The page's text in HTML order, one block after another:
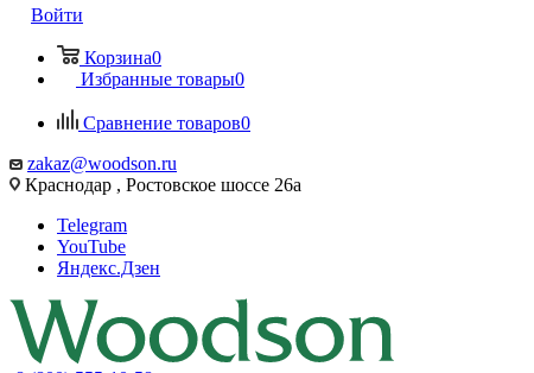
Войти
Корзина0
Избранные товары0
Сравнение товаров0
zakaz@woodson.ru
Краснодар , Ростовское шоссе 26а
Telegram
YouTube
Яндекс.Дзен